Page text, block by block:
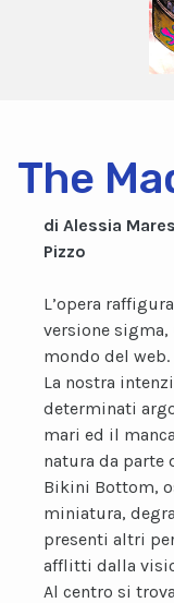
The
di Alessia
Pizzo
L’opera
versione
mondo del web.
La nostra
determinati
mari ed il
natura da parte
Bikini Bottom,
miniatura,
presenti altri
afflitti dalla
Al centro si